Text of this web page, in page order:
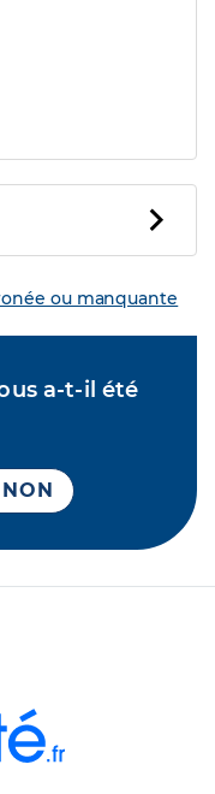
ou manquante
a-t-il été
NON